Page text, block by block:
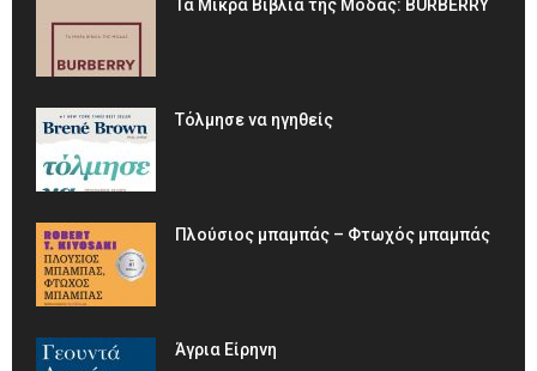
Τα Μικρά Βιβλία της Μόδας: BURBERRY
Τόλμησε να ηγηθείς
Πλούσιος μπαμπάς – Φτωχός μπαμπάς
Άγρια Είρηνη